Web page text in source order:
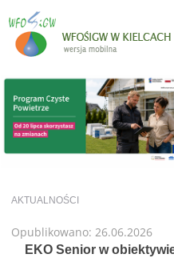
AKTUALNOŚCI
Opublikowano: 26.06.2026
EKO Senior w